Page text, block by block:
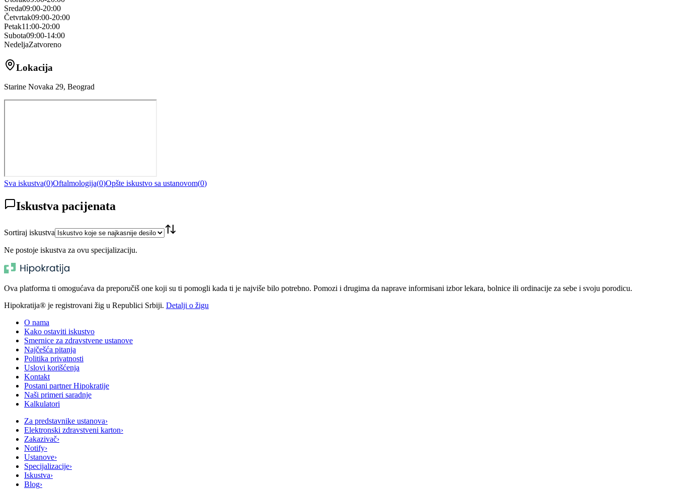
Sreda09:00-20:00
Četvrtak09:00-20:00
Petak11:00-20:00
Subota09:00-14:00
NedeljaZatvoreno
Lokacija
Starine Novaka 29, Beograd
Sva iskustva(0)Oftalmologija(0)Opšte iskustvo sa ustanovom(0)
Iskustva pacijenata
Sortiraj iskustva
Ne postoje iskustva za ovu specijalizaciju.
Ova platforma ti omogućava da preporučiš one koji su ti pomogli kada ti je najviše bilo potrebno. Pomozi i drugima da naprave informisani izbor lekara, bolnice ili ordinacije za sebe i svoju porodicu.
Hipokratija® je registrovani žig u Republici Srbiji. Detalji o žigu
O nama
Kako ostaviti iskustvo
Smernice za zdravstvene ustanove
Najčešća pitanja
Politika privatnosti
Uslovi korišćenja
Kontakt
Postani partner Hipokratije
Naši primeri saradnje
Kalkulatori
Za predstavnike ustanova›
Elektronski zdravstveni karton›
Zakazivač›
Notify›
Ustanove›
Specijalizacije›
Iskustva›
Blog›